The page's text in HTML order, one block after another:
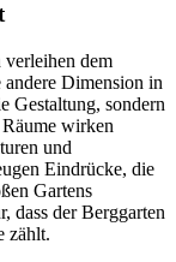
verleihen dem
Dimension in
Gestaltung, sondern
wirken
und
Eindrücke, die
Gartens
dass der Berggarten
zählt.